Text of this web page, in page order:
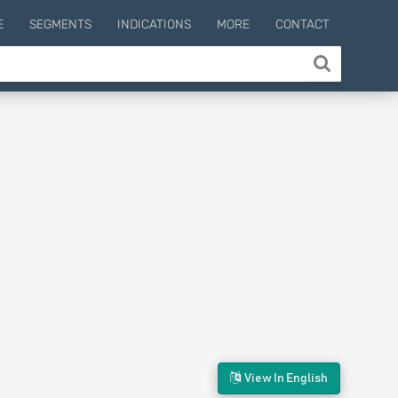
SEGMENTS INDICATIONS MORE CONTACT
View In English